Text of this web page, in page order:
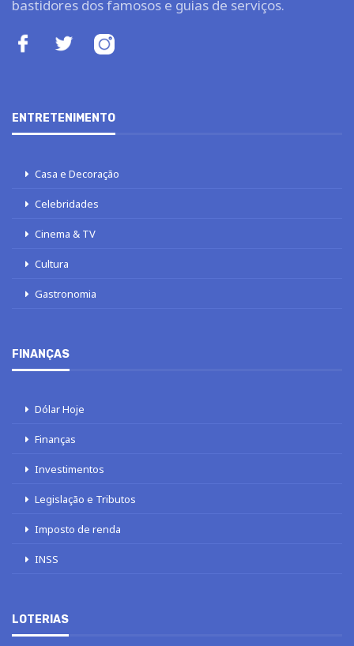
bastidores dos famosos e guias de serviços.
ENTRETENIMENTO
Casa e Decoração
Celebridades
Cinema & TV
Cultura
Gastronomia
FINANÇAS
Dólar Hoje
Finanças
Investimentos
Legislação e Tributos
Imposto de renda
INSS
LOTERIAS